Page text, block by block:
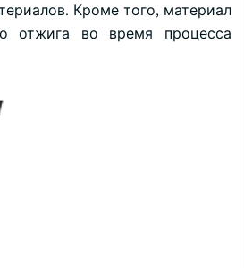
Кроме того, материал
отжига во время процесса